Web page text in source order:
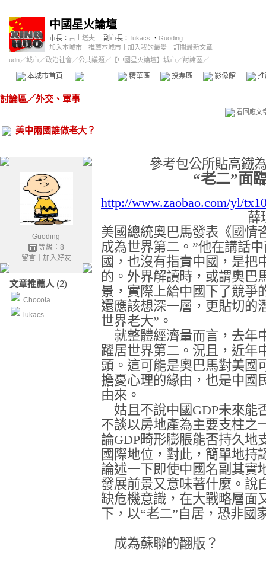
中國星火論壇
市長： 古士塔夫 副市長： lukacs 、 Guoding
加入本城市
推薦本城市 加入我的最愛
訂閱最新文章
udn／城市／政治社會 ／公共議題 ／ 【中國星火論壇】城市／討論區／
本城市首頁 精華區 投票區 影像館
討論區／外交、軍事
看回應文
美中兩國誰做老大？
Guoding
等級：8
留言｜ 加入好友
文章推薦人 (2)
Chocola
lukacs
參考包公所貼高鐵
“老二”面
http://www.zaobao.com/yl/
薛
美國總統奧巴馬發表《國情
成為世界第二。”他在講話
國，也沒有指責中國，是把
的。外界解讀時，或謂奧巴
景，實際上給中國下了競爭
還應該想深一層，更貼切的
世界老大”。
就整體經濟量而言，去年
躍居世界第二。況且，近年
頭。這可能是奧巴馬對美國
擔憂心理的緣由，也是中國
由來。
姑且不說中國 GDP未來能
不談以房地產為主要支柱之
論GDP畸形膨脹能否持久地
國際地位，對此，簡單地持
論述一下即使中國名副其實
發展前景又意味著什麼。說
缺危機意識，在大戰略層面
下，以“老二”自居，恐非國
成為蘇聯的翻版？